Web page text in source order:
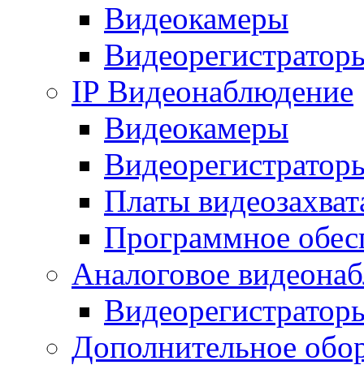
Видеокамеры
IP Видеонаблюдение
Видеокамеры
Платы
Программное
Аналоговое
Дополнительное